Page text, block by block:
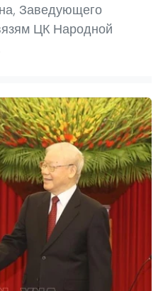
Заведующего
ЦК Народной